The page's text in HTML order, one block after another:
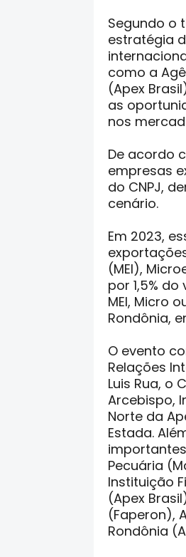
Segundo o
estratégia
como a
(Apex
as
nos
De acordo
empresas
do CNPJ,
cenário.
Em 2023,
(MEI),
por 1,5%
MEI, Micro
Rondônia,
O evento
Relações
Luis Rua, o
Arcebispo,
Norte da
Estada.
Pecuária
Instituição
(Apex
(Faperon),
Rondônia